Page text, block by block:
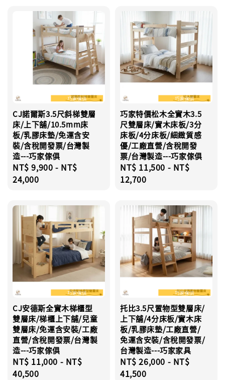
CJ諾爾斯3.5尺斜梯雙層
床/上下舖/10.5mm床
板/乳膠床墊/免運含安
裝/含稅開發票/台灣製
造---巧家傢俱
Regular
price
NT$ 9,900 - NT$
24,000
巧家特價松木全實木3.5
尺雙層床/實木床板/3分
床板/4分床板/細緻質感
優/工廠直營/含稅開發
票/台灣製造---巧家傢俱
Regular
price
NT$ 11,500 - NT$
12,700
CJ安德斯全實木梯櫃型
雙層床/梯櫃上下舖/兒童
雙層床/免運含安裝/工廠
直營/含稅開發票/台灣製
造---巧家傢俱
Regular
price
NT$ 11,000 - NT$
40,500
托比3.5尺置物型雙層床/
上下舖/4分床板/實木床
板/乳膠床墊/工廠直營/
免運含安裝/含稅開發票/
台灣製造---巧家家具
Regular
price
NT$ 26,000 - NT$
41,500